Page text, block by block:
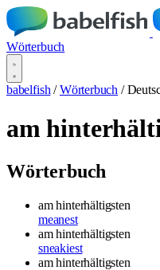
Wörterbuch
babelfish / Wörterbuch /
am
Wörterbuch
am hinterhältigsten
meanest
am hinterhältigsten
sneakiest
am hinterhältigsten